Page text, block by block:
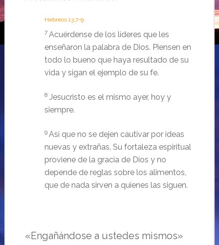
Hebreos 13:7-9
7 Acuérdense de los líderes que les
enseñaron la palabra de Dios. Piensen en
todo lo bueno que haya resultado de su
vida y sigan el ejemplo de su fe.
8 Jesucristo es el mismo ayer, hoy y
siempre.
9 Así que no se dejen cautivar por ideas
nuevas y extrañas. Su fortaleza espiritual
proviene de la gracia de Dios y no
depende de reglas sobre los alimentos,
que de nada sirven a quienes las siguen.
«Engañándose a ustedes mismos»